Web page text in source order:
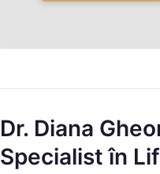
Dr. Diana
Specialist în